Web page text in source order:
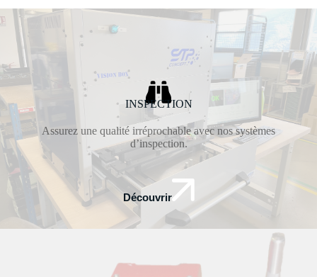
INSPECTION
Assurez une qualité irréprochable avec nos systèmes
d’inspection.
Découvrir